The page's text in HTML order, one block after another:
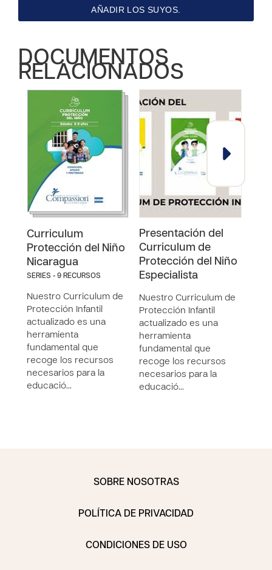
AÑADIR LOS SUYOS.
DOCUMENTOS
RELACIONADOS
Curriculum
Protección del Niño
Nicaragua
SERIES - 9 RECURSOS
Nuestro Curriculum de
Protección Infantil
actualizado es una
herramienta
fundamental que
recoge los recursos
necesarios para la
educació…
Presentación del
Curriculum de
Protección del Niño
Especialista
Nuestro Curriculum de
Protección Infantil
actualizado es una
herramienta
fundamental que
recoge los recursos
necesarios para la
educació…
SOBRE NOSOTRAS
POLÍTICA DE PRIVACIDAD
CONDICIONES DE USO